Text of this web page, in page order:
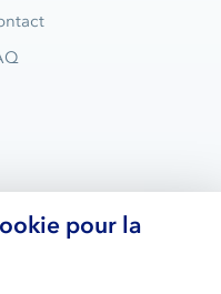
pour la